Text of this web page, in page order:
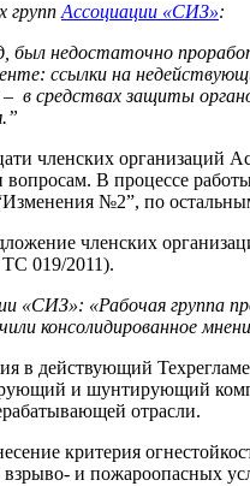
группАссоциации «СИЗ»:
был недостаточно
ссылки на
в средствах защиты
членских
В процессе
№2”, по
членских
019/2011).
«СИЗ»: «Рабочая группа
консолидированное
в действующий
и шунтирующий
отрасли.
критерия
и пожароопасных